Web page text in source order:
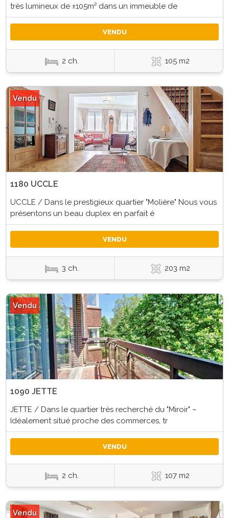
très lumineux de ±105m² dans un immeuble de
VENDU
2 ch. 105 m2
Vendu
1180 UCCLE
UCCLE / Dans le prestigieux quartier "Molière" Nous vous
présentons un beau duplex en parfait é
VENDU
3 ch. 203 m2
Vendu
1090 JETTE
JETTE / Dans le quartier très recherché du "Miroir" –
Idéalement situé proche des commerces, tr
VENDU
2 ch. 107 m2
Vendu